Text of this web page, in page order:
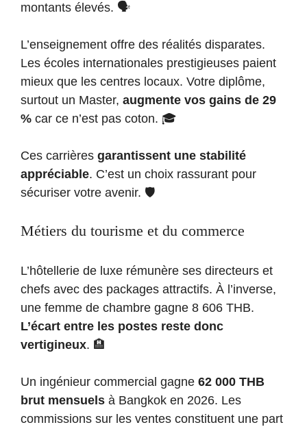
montants élevés. 🗣️
L’enseignement offre des réalités disparates.
Les écoles internationales prestigieuses paient
mieux que les centres locaux. Votre diplôme,
surtout un Master, augmente vos gains de 29
% car ce n’est pas coton. 🎓
Ces carrières garantissent une stabilité
appréciable. C’est un choix rassurant pour
sécuriser votre avenir. 🛡️
Métiers du tourisme et du commerce
L’hôtellerie de luxe rémunère ses directeurs et
chefs avec des packages attractifs. À l’inverse,
une femme de chambre gagne 8 606 THB.
L’écart entre les postes reste donc
vertigineux. 🏨
Un ingénieur commercial gagne 62 000 THB
brut mensuels à Bangkok en 2026. Les
commissions sur les ventes constituent une part